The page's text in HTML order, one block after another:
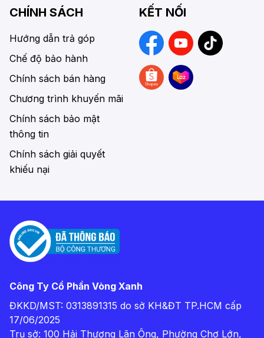
CHÍNH SÁCH
Hướng dẫn trả góp
Chế độ bảo hành
Chính sách bán hàng
Chương trình khuyến mãi
Chính sách bảo mật
thông tin
Chính sách giải quyết
khiếu nại
KẾT NỐI
Công Ty Cổ Phần Vòng Xanh
ĐKKD/MST: 0313891315 do sở KH&ĐT TP.HCM cấp
17/06/2025
Trụ sở: 100 Hải Thượng Lãn Ông, Phường Chợ Lớn,